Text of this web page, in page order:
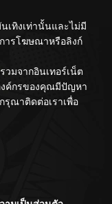
เทิงเท่านั้นและไม่มี
ารโฆษณาหรือลิงก์
มจากอินเทอร์เน็ต
งค์กรของคุณมีปัญหา
รุณาติดต่อเราเพื่อ